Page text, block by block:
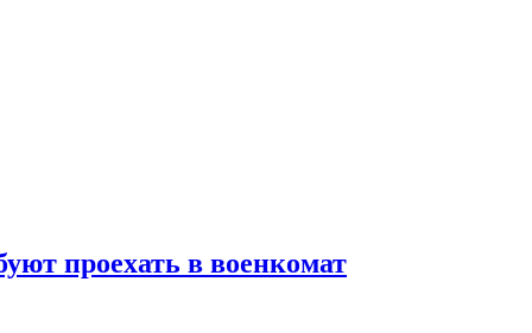
проехать в военкомат